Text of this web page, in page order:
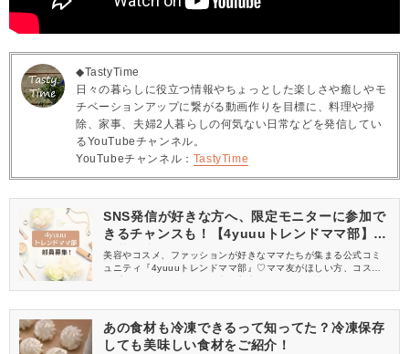
◆TastyTime
日々の暮らしに役立つ情報やちょっとした楽しさや癒しやモ
チベーションアップに繋がる動画作りを目標に、料理や掃
除、家事、夫婦2人暮らしの何気ない日常などを発信してい
るYouTubeチャンネル。
YouTubeチャンネル： TastyTime
SNS発信が好きな方へ、限定モニターに参加で
きるチャンスも！【4yuuuトレンドママ部】部
員募集中
美容やコスメ、ファッションが好きなママたちが集まる公式コミ
ュニティ『4yuuuトレンドママ部』♡ママ友がほしい方、コスメサ
信してくれる方を募集しています！
あの食材も冷凍できるって知ってた？冷凍保存
しても美味しい食材をご紹介！